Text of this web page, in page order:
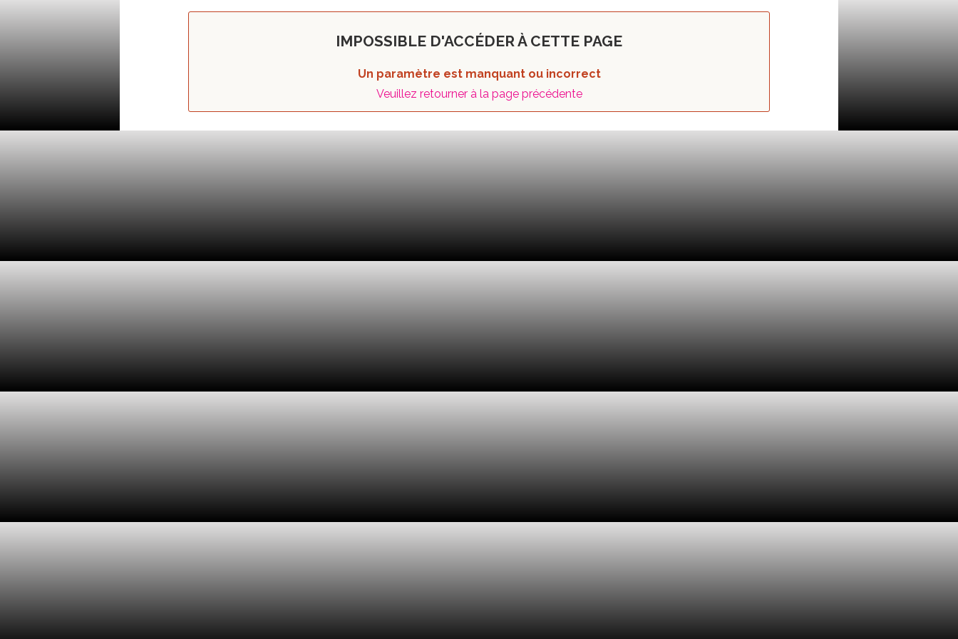
IMPOSSIBLE D'ACCÉDER À CETTE PAGE
Un paramètre est manquant ou incorrect
Veuillez retourner à la page précédente